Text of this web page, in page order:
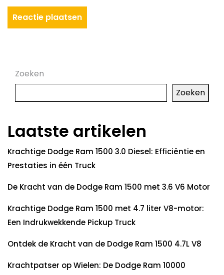
Zoeken
Zoeken
Laatste artikelen
Krachtige Dodge Ram 1500 3.0 Diesel: Efficiëntie en
Prestaties in één Truck
De Kracht van de Dodge Ram 1500 met 3.6 V6 Motor
Krachtige Dodge Ram 1500 met 4.7 liter V8-motor:
Een Indrukwekkende Pickup Truck
Ontdek de Kracht van de Dodge Ram 1500 4.7L V8
Krachtpatser op Wielen: De Dodge Ram 10000